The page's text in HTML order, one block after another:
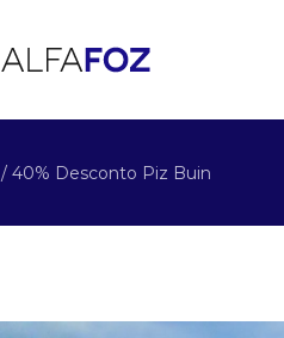
/ 40% Desconto Piz Buin